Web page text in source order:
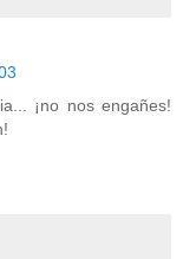
¡no nos engañes!